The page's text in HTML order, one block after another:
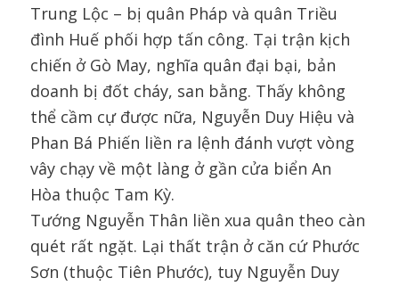
Trung Lộc – bị quân Pháp và quân Triều
đình Huế phối hợp tấn công. Tại trận kịch
chiến ở Gò May, nghĩa quân đại bại, bản
doanh bị đốt cháy, san bằng. Thấy không
thể cầm cự được nữa, Nguyễn Duy Hiệu và
Phan Bá Phiến liền ra lệnh đánh vượt vòng
vây chạy về một làng ở gần cửa biển An
Hòa thuộc Tam Kỳ.
Tướng Nguyễn Thân liền xua quân theo càn
quét rất ngặt. Lại thất trận ở căn cứ Phước
Sơn (thuộc Tiên Phước), tuy Nguyễn Duy